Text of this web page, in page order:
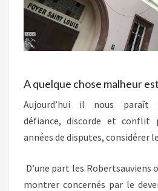
A quelque chose malheur
Aujourd’hui il nous paraît
défiance, discorde et conflit
années de disputes, considérer
D’une part les Robertsauviens
montrer concernés par le